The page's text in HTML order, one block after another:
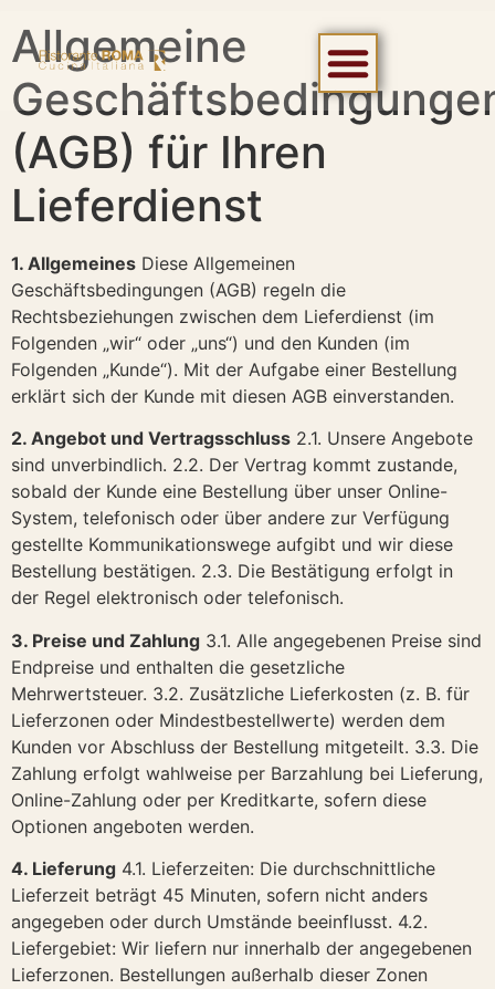
Allgemeine
(AGB) für Ihren
Lieferdienst
1. Allgemeines Diese Allgemeinen
Geschäftsbedingungen (AGB) regeln die
Rechtsbeziehungen zwischen dem Lieferdienst (im
Folgenden „wir“ oder „uns“) und den Kunden (im
Folgenden „Kunde“). Mit der Aufgabe einer Bestellung
erklärt sich der Kunde mit diesen AGB einverstanden.
2. Angebot und Vertragsschluss 2.1. Unsere Angebote
sind unverbindlich. 2.2. Der Vertrag kommt zustande,
sobald der Kunde eine Bestellung über unser Online-
System, telefonisch oder über andere zur Verfügung
gestellte Kommunikationswege aufgibt und wir diese
Bestellung bestätigen. 2.3. Die Bestätigung erfolgt in
der Regel elektronisch oder telefonisch.
3. Preise und Zahlung 3.1. Alle angegebenen Preise sind
Endpreise und enthalten die gesetzliche
Mehrwertsteuer. 3.2. Zusätzliche Lieferkosten (z. B. für
Lieferzonen oder Mindestbestellwerte) werden dem
Kunden vor Abschluss der Bestellung mitgeteilt. 3.3. Die
Zahlung erfolgt wahlweise per Barzahlung bei Lieferung,
Online-Zahlung oder per Kreditkarte, sofern diese
Optionen angeboten werden.
4. Lieferung 4.1. Lieferzeiten: Die durchschnittliche
Lieferzeit beträgt 45 Minuten, sofern nicht anders
angegeben oder durch Umstände beeinflusst. 4.2.
Liefergebiet: Wir liefern nur innerhalb der angegebenen
Lieferzonen. Bestellungen außerhalb dieser Zonen